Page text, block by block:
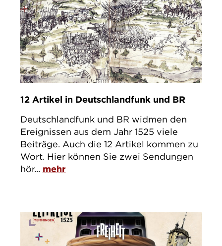
12 Artikel in Deutschlandfunk und BR
Deutschlandfunk und BR widmen den
Ereignissen aus dem Jahr 1525 viele
Beiträge. Auch die 12 Artikel kommen zu
Wort. Hier können Sie zwei Sendungen
hör... mehr